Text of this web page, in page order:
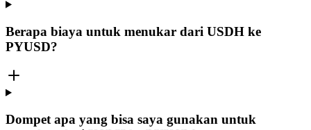
Berapa biaya untuk menukar dari USDH ke
PYUSD?
Dompet apa yang bisa saya gunakan untuk